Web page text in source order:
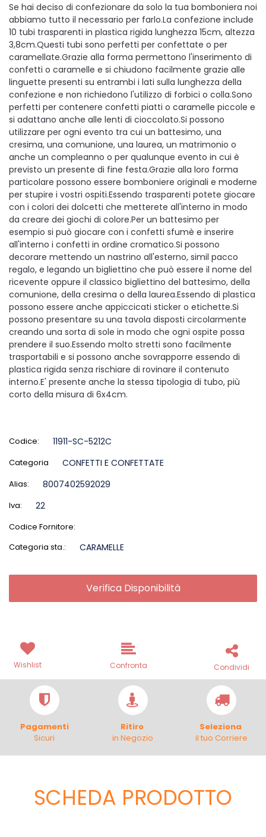
Se hai deciso di confezionare da solo la tua bomboniera noi
abbiamo tutto il necessario per farlo.La confezione include
10 tubi trasparenti in plastica rigida lunghezza 15cm, altezza
3,8cm.Questi tubi sono perfetti per confettate o per
caramellate.Grazie alla forma permettono l'inserimento di
confetti o caramelle e si chiudono facilmente grazie alle
linguette presenti su entrambi i lati sulla lunghezza della
confezione e non richiedono l'utilizzo di forbici o colla.Sono
perfetti per contenere confetti piatti o caramelle piccole e
si adattano anche alle lenti di cioccolato.Si possono
utilizzare per ogni evento tra cui un battesimo, una
cresima, una comunione, una laurea, un matrimonio o
anche un compleanno o per qualunque evento in cui è
previsto un presente di fine festa.Grazie alla loro forma
particolare possono essere bomboniere originali e moderne
per stupire i vostri ospiti.Essendo trasparenti potete giocare
con i colori dei dolcetti che metterete all'interno in modo
da creare dei giochi di colore.Per un battesimo per
esempio si può giocare con i confetti sfumè e inserire
all'interno i confetti in ordine cromatico.Si possono
decorare mettendo un nastrino all'esterno, simil pacco
regalo, e legando un bigliettino che può essere il nome del
ricevente oppure il classico bigliettino del battesimo, della
comunione, della cresima o della laurea.Essendo di plastica
possono essere anche appiccicati sticker o etichette.Si
possono presentare su una tavola disposti circolarmente
creando una sorta di sole in modo che ogni ospite possa
prendere il suo.Essendo molto stretti sono facilmente
trasportabili e si possono anche sovrapporre essendo di
plastica rigida senza rischiare di rovinare il contenuto
interno.E' presente anche la stessa tipologia di tubo, più
corto della misura di 6x4cm.
Codice: 11911-SC-5212C
Categoria CONFETTI E CONFETTATE
Alias: 8007402592029
Iva: 22
Codice Fornitore:
Categoria sta.:
CARAMELLE
Verifica Disponibilità
Wishlist Confronta Condividi
Pagamenti
Sicuri
Ritiro
in Negozio
Seleziona
il tuo Corriere
SCHEDA PRODOTTO